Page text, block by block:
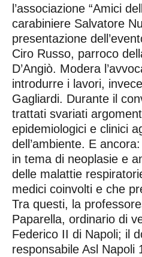
l’associazione “Amici
carabiniere Salvatore
presentazione
Ciro Russo, parroco
D’Angiò. Modera
introdurre i lavori,
Gagliardi. Durante il
trattati svariati
epidemiologici e clinici
dell’ambiente. E
in tema di neoplasie e
delle malattie
medici coinvolti e che
Tra questi, la
Paparella, ordinario di
Federico II di Napoli; il
responsabile Asl Napoli